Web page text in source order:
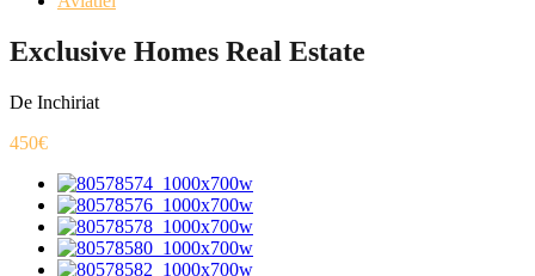
Exclusive Homes Real Estate
De Inchiriat
450€